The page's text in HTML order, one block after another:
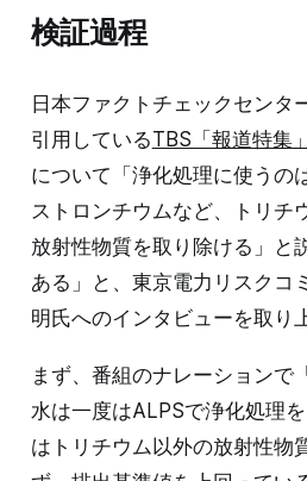
検証過程
日本ファクトチェックセンタ
引用しているTBS「報道特集」
について「浄化処理に使うの
ストロンチウムなど、トリチ
放射性物質を取り除ける」と
ある」と、東京電力リスクコ
明氏へのインタビューを取り
まず、番組のナレーションで
水は一度はALPSで浄化処理
はトリチウム以外の放射性物